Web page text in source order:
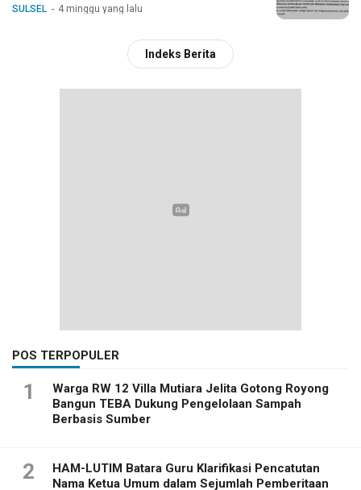
SULSEL 4 minggu yang lalu
Indeks Berita
POS TERPOPULER
1
Warga RW 12 Villa Mutiara Jelita Gotong Royong
Bangun TEBA Dukung Pengelolaan Sampah
Berbasis Sumber
2
HAM-LUTIM Batara Guru Klarifikasi Pencatutan
Nama Ketua Umum dalam Sejumlah Pemberitaan